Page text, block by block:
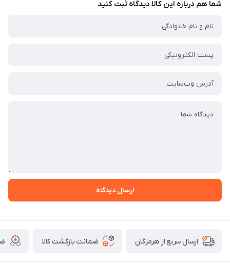
شما هم درباره این کالا دیدگاه ثبت کنید
ارسال دیدگاه
ارسال سریع از هرمزگان ضمانت بازگشت کالا